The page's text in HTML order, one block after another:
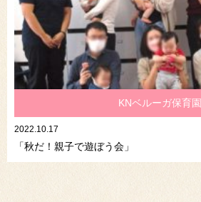
KNベルーガ保育園
2022.10.17
「秋だ！親子で遊ぼう会」